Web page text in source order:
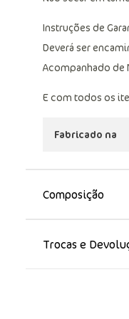
Instruções de
Deverá ser
Acompanhado de
E com todos os
Fabricado na
Composição
Trocas e